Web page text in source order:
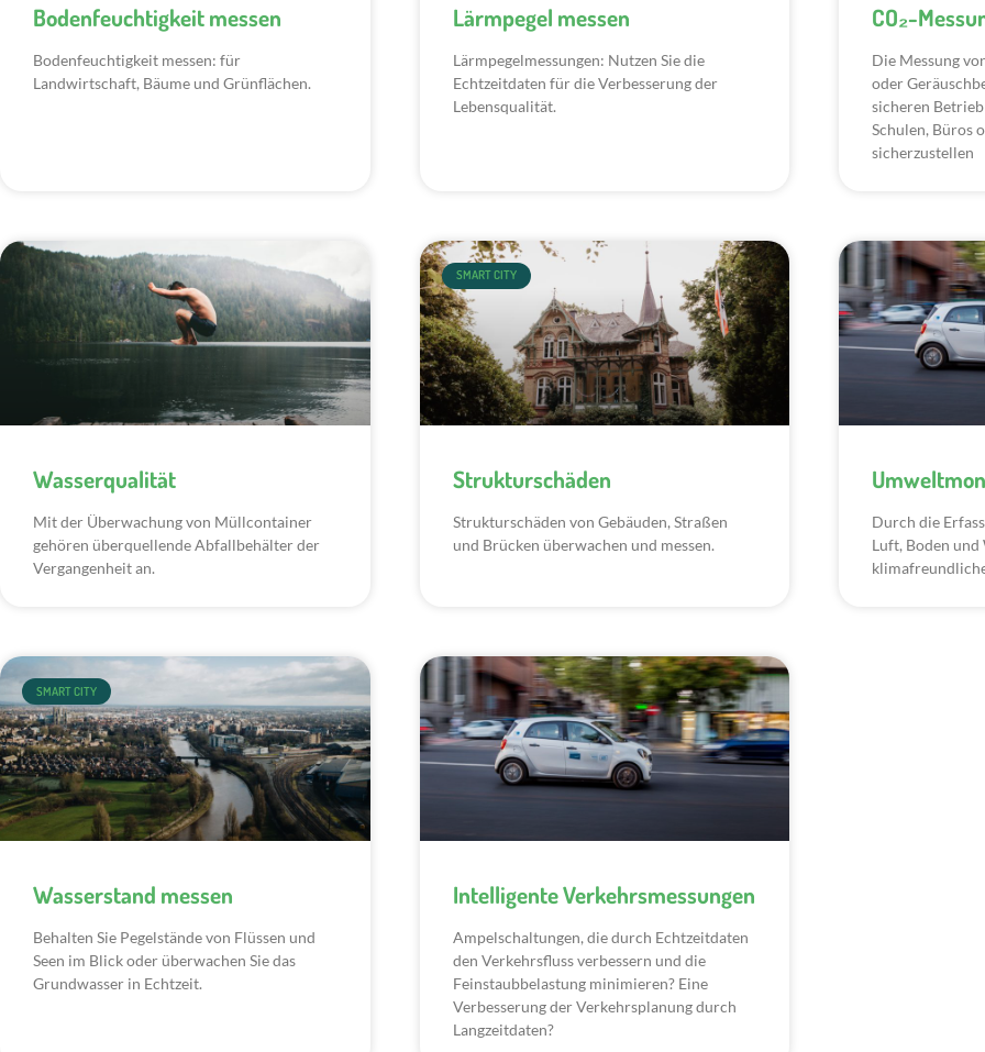
Bodenfeuchtigkeit messen
Bodenfeuchtigkeit messen: für
Landwirtschaft, Bäume und Grünflächen.
Lärmpegel messen
Lärmpegelmessungen: Nutzen Sie die
Echtzeitdaten für die Verbesserung der
Lebensqualität.
CO₂-
Die Messung
oder
sicheren
Schulen, Büros
sicherzustellen
Wasserqualität
Mit der Überwachung von Müllcontainer
gehören überquellende Abfallbehälter der
Vergangenheit an.
SMART CITY
Strukturschäden
Strukturschäden von Gebäuden, Straßen
und Brücken überwachen und messen.
Durch die
Luft, Boden und
SMART CITY
Wasserstand messen
Behalten Sie Pegelstände von Flüssen und
Seen im Blick oder überwachen Sie das
Grundwasser in Echtzeit.
Intelligente Verkehrsmessungen
Ampelschaltungen, die durch Echtzeitdaten
den Verkehrsfluss verbessern und die
Feinstaubbelastung minimieren? Eine
Verbesserung der Verkehrsplanung durch
Langzeitdaten?